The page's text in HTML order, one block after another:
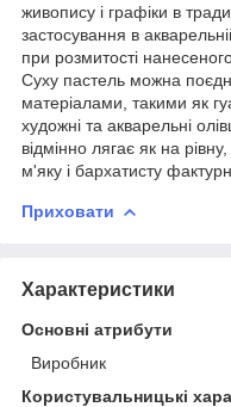
живопису і графіки в
застосування в
при розмитості
Суху пастель можна
матеріалами, такими як
художні та акварельні
відмінно лягає як на
м'яку і бархатисту
Приховати
Характеристики
Основні атрибути
Виробник
Користувальницькі